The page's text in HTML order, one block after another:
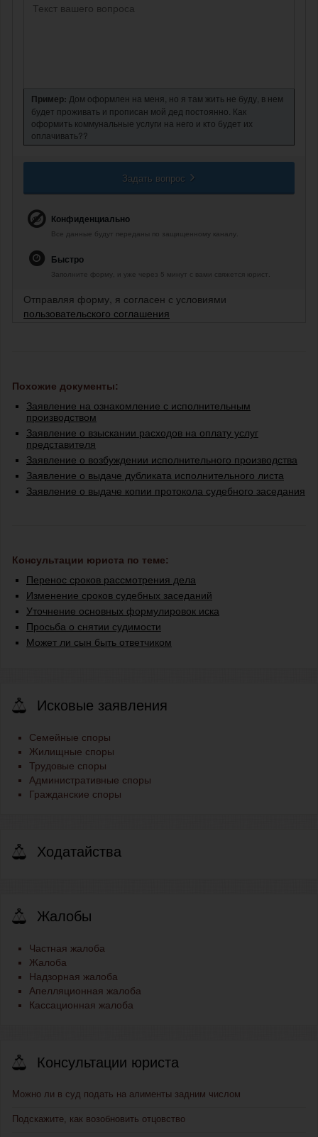
Пример: Дом оформлен на меня, но я там жить не буду, в нем
будет проживать и прописан мой дед постоянно. Как
оформить коммунальные услуги на него и кто будет их
оплачивать??
Задать вопрос
Конфиденциально
Все данные будут переданы по защищенному каналу.
Быстро
Заполните форму, и уже через 5 минут с вами свяжется юрист.
Отправляя форму, я согласен с условиями
пользовательского соглашения
Похожие документы:
Заявление на ознакомление с исполнительным
производством
Заявление о взыскании расходов на оплату услуг
представителя
Заявление о возбуждении исполнительного производства
Заявление о выдаче дубликата исполнительного листа
Заявление о выдаче копии протокола судебного заседания
Консультации юриста по теме:
Перенос сроков рассмотрения дела
Изменение сроков судебных заседаний
Уточнение основных формулировок иска
Просьба о снятии судимости
Может ли сын быть ответчиком
Исковые заявления
Семейные споры
Жилищные споры
Трудовые споры
Административные споры
Гражданские споры
Ходатайства
Жалобы
Частная жалоба
Жалоба
Надзорная жалоба
Апелляционная жалоба
Кассационная жалоба
Консультации юриста
Можно ли в суд подать на алименты задним числом
Подскажите, как возобновить отцовство